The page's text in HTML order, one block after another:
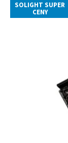
SOLIGHT SUPER
CENY